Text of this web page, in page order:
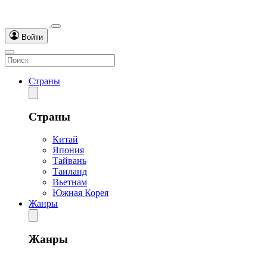
Войти
Страны
Страны
Китай
Япония
Тайвань
Таиланд
Вьетнам
Южная Корея
Жанры
Жанры